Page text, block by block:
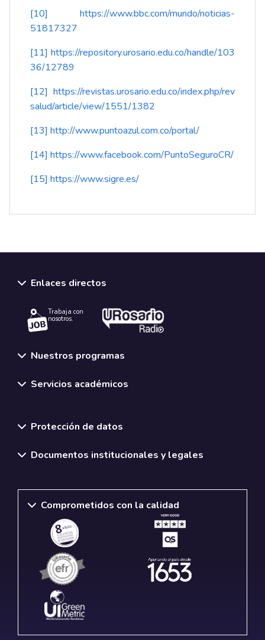
[10]
https://www.bbc.com/mundo/noticias-
51817327
[11] https://repository.urosario.edu.co/handle/103
36/12789
[12] https://revistas.urosario.edu.co/index.php/rev
salud/article/view/1551/1382
[13] http://www.puntoazul.com.co/portal/
[14] https://www.facebook.com/PuntoSeguroCR/
[15] https://www.sigre.es/
Enlaces directos
Trabaja con
nosotros.
Nuestros programas
Servicios académicos
Protección de datos
Documentos institucionales y legales
Comprometidos con la calidad